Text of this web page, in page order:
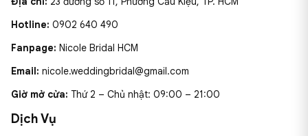
Hotline: 0902 640 490
Fanpage: Nicole Bridal HCM
Email: nicole.weddingbridal@gmail.com
Giờ mở cửa: Thứ 2 – Chủ nhật: 09:00 – 21:00
Dịch Vụ